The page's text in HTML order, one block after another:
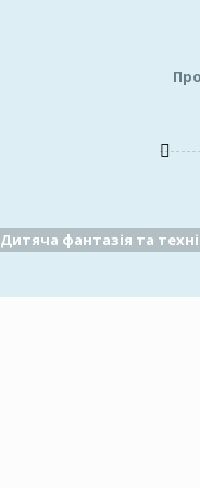
Дитяча фантазія та